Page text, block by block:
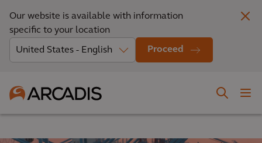
Our website is available with information
specific to your location
Proceed